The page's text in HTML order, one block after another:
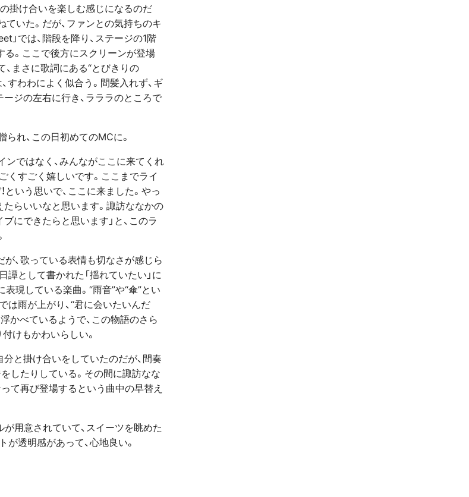
掛け合いを楽しむ感じになるのだ
いた。だが、ファンとの気持ちのキ
」では、階段を降り、ステージの1階
。ここで後方にスクリーンが登場
、まさに歌詞にある“とびきりの
すわわによく似合う。間髪入れず、ギ
ジの左右に行き、ラララのところで
れ、この日初めてのMCに。
ンではなく、みんながここに来てくれ
くすごく嬉しいです。ここまでライ
いう思いで、ここに来ました。やっ
らいいなと思います。諏訪ななかの
にできたらと思います」と、このラ
、歌っている表情も切なさが感じら
として書かれた「揺れていたい」に
現している楽曲。“雨音”や“傘”とい
は雨が上がり、“君に会いたいんだ
かべているようで、この物語のさら
けもかわいらしい。
と掛け合いをしていたのだが、間奏
したりしている。その間に諏訪なな
て再び登場するという曲中の早替え
が用意されていて、スイーツを眺めた
透明感があって、心地良い。